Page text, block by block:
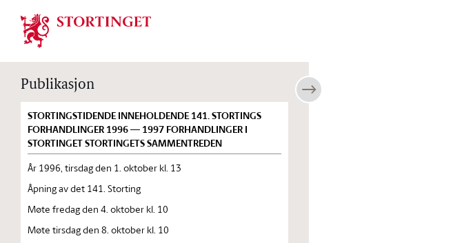
Stortinget.no
Publikasjon
STORTINGSTIDENDE INNEHOLDENDE 141. STORTINGS
FORHANDLINGER 1996 — 1997 FORHANDLINGER I
STORTINGET STORTINGETS SAMMENTREDEN
År 1996, tirsdag den 1. oktober kl. 13
Åpning av det 141. Storting
Møte fredag den 4. oktober kl. 10
Møte tirsdag den 8. oktober kl. 10